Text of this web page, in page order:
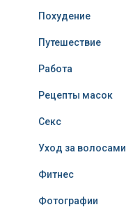
Похудение
Путешествие
Работа
Рецепты масок
Секс
Уход за волосами
Фитнес
Фотографии